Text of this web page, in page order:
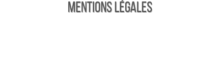
MENTIONS LÉGALES